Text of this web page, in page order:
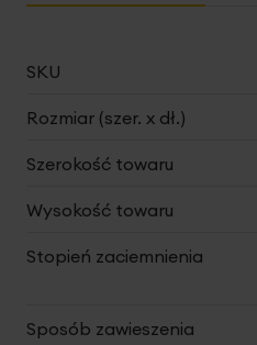
Więcej
SKU
Rozmiar (szer. x dł.)
Szerokość towaru
Wysokość towaru
Stopień zaciemnienia
Sposób zawieszenia